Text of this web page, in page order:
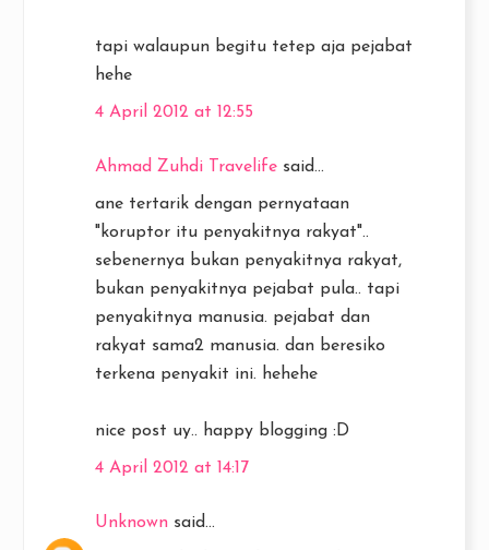
tapi walaupun begitu tetep aja pejabat
hehe
4 April 2012 at 12:55
Ahmad Zuhdi Travelife said...
ane tertarik dengan pernyataan
"koruptor itu penyakitnya rakyat"..
sebenernya bukan penyakitnya rakyat,
bukan penyakitnya pejabat pula.. tapi
penyakitnya manusia. pejabat dan
rakyat sama2 manusia. dan beresiko
terkena penyakit ini. hehehe
nice post uy.. happy blogging :D
4 April 2012 at 14:17
Unknown said...